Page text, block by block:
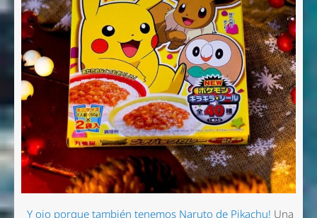
Y ojo porque también tenemos Naruto de Pikachu! Una